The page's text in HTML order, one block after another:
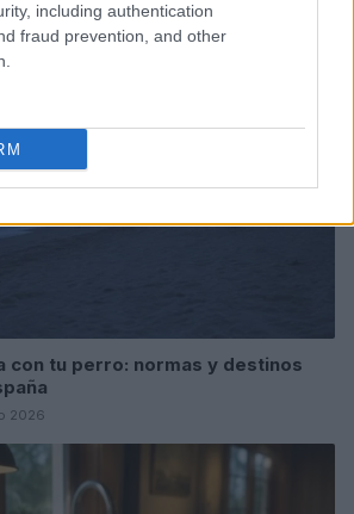
including authentication
fraud prevention, and other
con tu perro: normas y destinos
2026